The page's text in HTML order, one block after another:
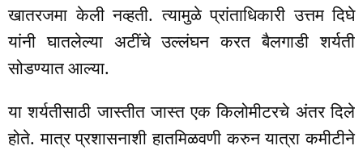
खातरजमा केली नव्हती. त्यामुळे प्रांताधिकारी उत्तम दिघे
यांनी घातलेल्या अटींचे उल्लंघन करत बैलगाडी शर्यती
सोडण्यात आल्या.
या शर्यतीसाठी जास्तीत जास्त एक किलोमीटरचे अंतर दिले
होते. मात्र प्रशासनाशी हातमिळवणी करुन यात्रा कमीटीने